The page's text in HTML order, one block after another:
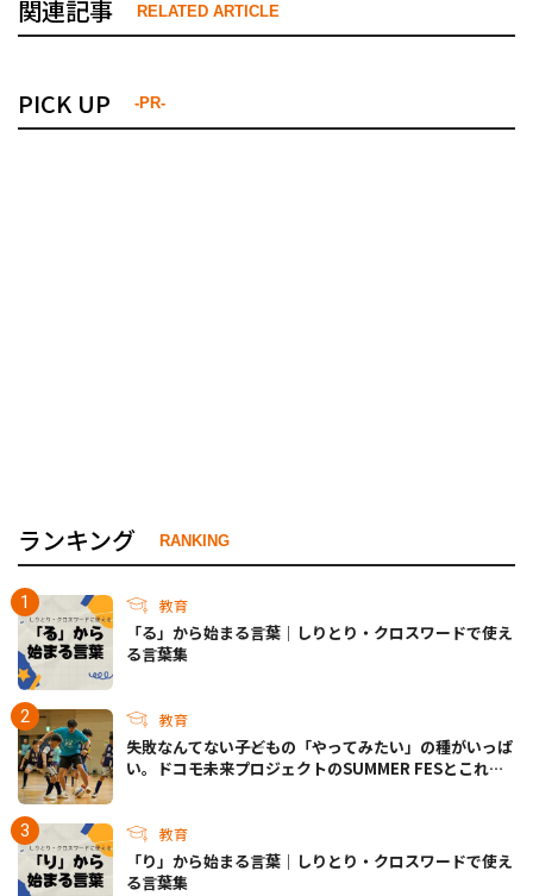
関連記事 RELATED ARTICLE
PICK UP -PR-
ランキング RANKING
教育
「る」から始まる言葉｜しりとり・クロスワードで使え
る言葉集
教育
失敗なんてない――子どもの「やってみたい」の種がいっぱ
い。ドコモ未来プロジェクトのSUMMER FESとこれか
教育
「り」から始まる言葉｜しりとり・クロスワードで使え
る言葉集